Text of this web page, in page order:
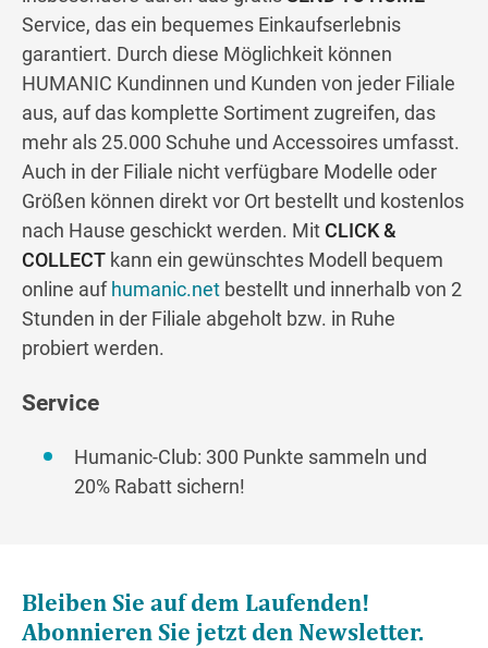
Service, das ein bequemes Einkaufserlebnis
garantiert. Durch diese Möglichkeit können
HUMANIC Kundinnen und Kunden von jeder Filiale
aus, auf das komplette Sortiment zugreifen, das
mehr als 25.000 Schuhe und Accessoires umfasst.
Auch in der Filiale nicht verfügbare Modelle oder
Größen können direkt vor Ort bestellt und kostenlos
nach Hause geschickt werden. MitCLICK &
COLLECT kann ein gewünschtes Modell bequem
online auf humanic.net bestellt und innerhalb von 2
Stunden in der Filiale abgeholt bzw. in Ruhe
probiert werden.
Service
Humanic-Club: 300 Punkte sammeln und
20% Rabatt sichern!